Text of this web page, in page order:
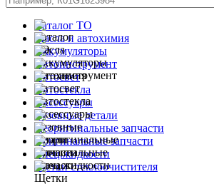
Каталог ТО
Масла и автохимия
Аккумуляторы
Автоинструмент
Автосвет
Автостекла
Аксессуары
Кузовные детали
Неоригинальные запчасти
Оригинальные запчасти
Спец.жидкости
Щетки стеклоочистителя